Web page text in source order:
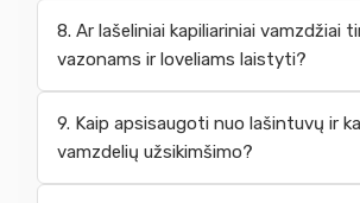
8. Ar lašeliniai kapiliariniai vamzdžiai
vazonams ir loveliams laistyti?
9. Kaip apsisaugoti nuo lašintuvų ir
vamzdelių užsikimšimo?